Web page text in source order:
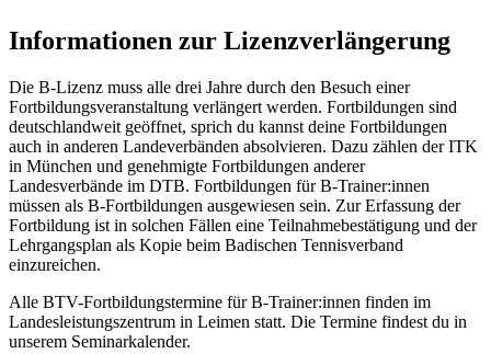
Informationen zur Lizenzverlängerung
Die B-Lizenz muss alle drei Jahre durch den Besuch einer
Fortbildungsveranstaltung verlängert werden. Fortbildungen sind
deutschlandweit geöffnet, sprich du kannst deine Fortbildungen
auch in anderen Landeverbänden absolvieren. Dazu zählen der ITK
in München und genehmigte Fortbildungen anderer
Landesverbände im DTB. Fortbildungen für B-Trainer:innen
müssen als B-Fortbildungen ausgewiesen sein. Zur Erfassung der
Fortbildung ist in solchen Fällen eine Teilnahmebestätigung und der
Lehrgangsplan als Kopie beim Badischen Tennisverband
einzureichen.
Alle BTV-Fortbildungstermine für B-Trainer:innen finden im
Landesleistungszentrum in Leimen statt. Die Termine findest du in
unserem Seminarkalender.